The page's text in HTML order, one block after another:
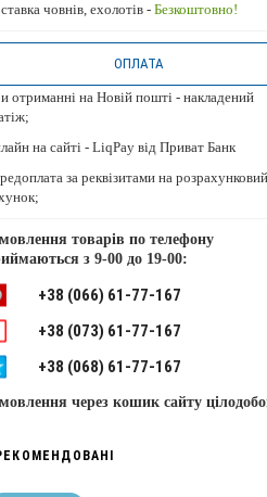
човнів, ехолотів - Безкоштовно!
ОПЛАТА
отриманні на Новій пошті - накладений
на сайті - LiqPay від Приват Банк
за реквізитами на розрахунковий
товарів по телефону
з 9-00 до 19-00:
+38 (066) 61-77-167
+38 (073) 61-77-167
+38 (068) 61-77-167
через кошик сайту